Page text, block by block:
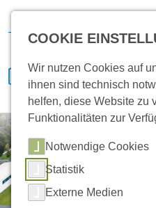
COOKIE
Wir nutzen Cookies auf
ihnen sind technisch
helfen, diese Website zu
Funktionalitäten zur
Notwendige Cookies
Statistik
Externe Medien